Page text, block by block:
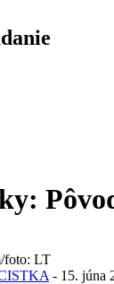
foto: LT
- 15. júna